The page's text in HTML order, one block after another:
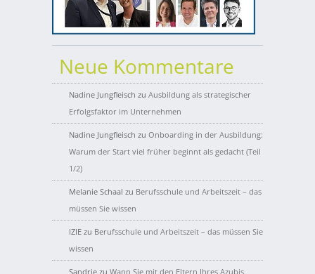
Neue Kommentare
Nadine Jungfleisch zu Ausbildung als strategischer
Erfolgsfaktor im Unternehmen
Nadine Jungfleisch zu Onboarding in der Ausbildung:
Warum der Start viel früher beginnt als gedacht (Teil
1/2)
Melanie Schaal zu Berufsschule und Arbeitszeit – das
müssen Sie wissen
IZIE zu Berufsschule und Arbeitszeit – das müssen Sie
wissen
Sandrie zu Wann Sie mit den Eltern Ihres Azubis